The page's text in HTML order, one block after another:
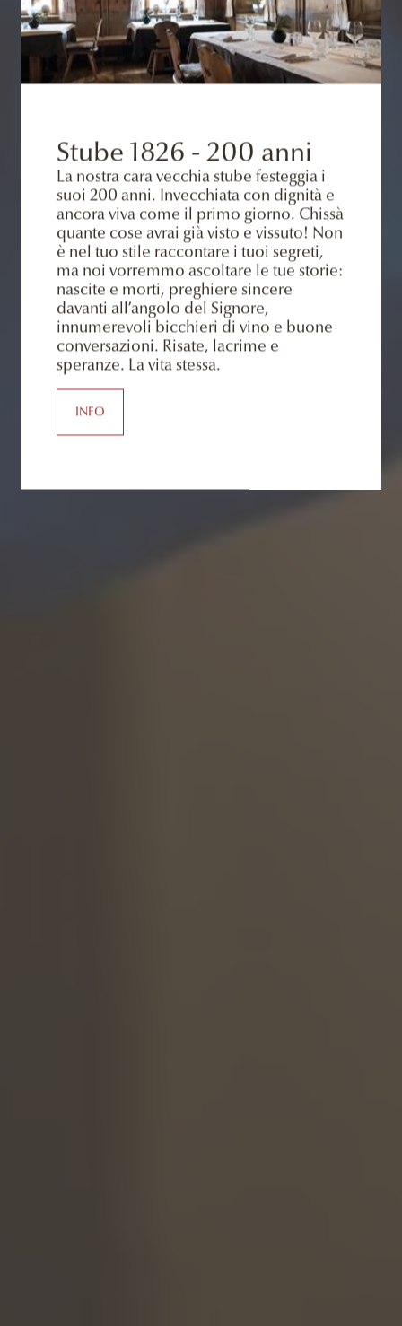
Stube 1826 - 200 anni
La nostra cara vecchia stube festeggia i
suoi 200 anni. Invecchiata con dignità e
ancora viva come il primo giorno. Chissà
quante cose avrai già visto e vissuto! Non
è nel tuo stile raccontare i tuoi segreti,
ma noi vorremmo ascoltare le tue storie:
nascite e morti, preghiere sincere
davanti all’angolo del Signore,
innumerevoli bicchieri di vino e buone
conversazioni. Risate, lacrime e
speranze. La vita stessa.
INFO